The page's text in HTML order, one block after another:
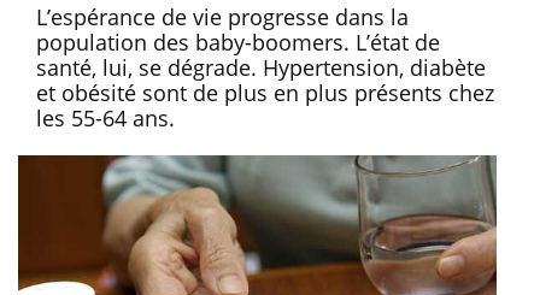
L’espérance de vie progresse dans la
population des baby-boomers. L’état de
santé, lui, se dégrade. Hypertension, diabète
et obésité sont de plus en plus présents chez
les 55-64 ans.